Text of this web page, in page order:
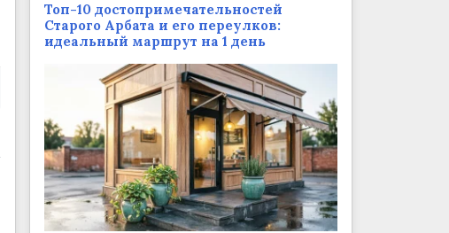
Топ-10 достопримечательностей
Старого Арбата и его переулков:
идеальный маршрут на 1 день